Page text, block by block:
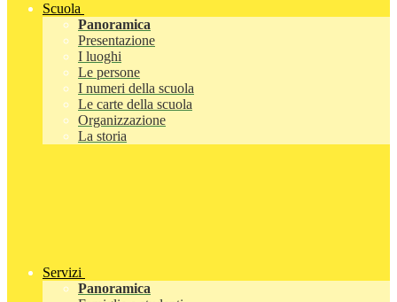
Scuola
Panoramica
Presentazione
I luoghi
Le persone
I numeri della scuola
Le carte della scuola
Organizzazione
La storia
Servizi
Panoramica